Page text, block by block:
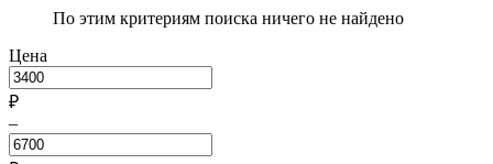
По этим критериям поиска ничего не найдено
Цена
₽
–